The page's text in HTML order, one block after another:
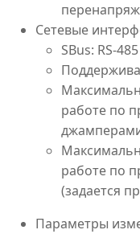
Сетевые
SBus: RS-485
работе по
работе по
(задается
Параметры